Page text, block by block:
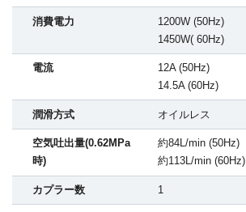
消費電力
1200W (50Hz)
1450W( 60Hz)
電流
12A (50Hz)
14.5A (60Hz)
潤滑方式 オイルレス
空気吐出量(0.62MPa
時)
約84L/min (50Hz)
約113L/min (60Hz)
カプラー数 1